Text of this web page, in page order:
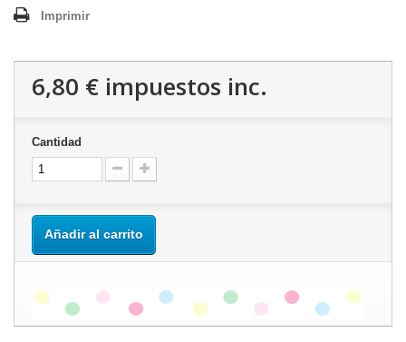
Imprimir
6,80 € impuestos inc.
Cantidad
Añadir al carrito